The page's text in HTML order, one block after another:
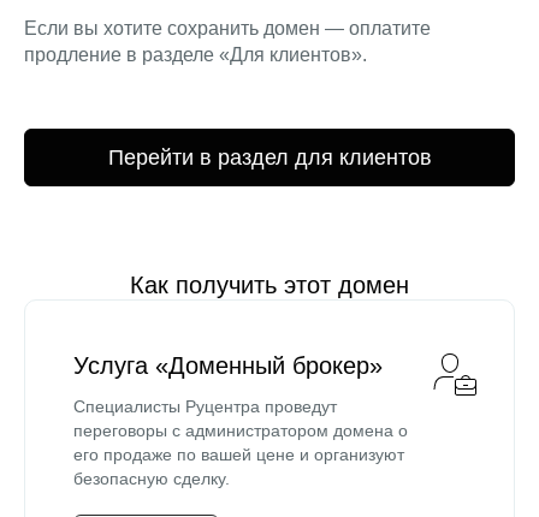
Если вы хотите сохранить домен — оплатите
продление в разделе «Для клиентов».
Перейти в раздел для клиентов
Как получить этот домен
Услуга «Доменный брокер»
Специалисты Руцентра проведут
переговоры с администратором домена о
его продаже по вашей цене и организуют
безопасную сделку.